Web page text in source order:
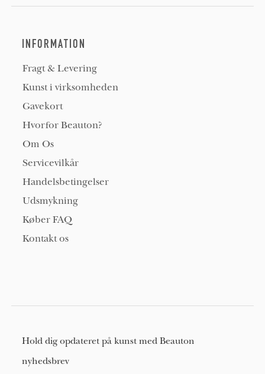
INFORMATION
Fragt & Levering
Kunst i virksomheden
Gavekort
Hvorfor Beauton?
Om Os
Servicevilkår
Handelsbetingelser
Udsmykning
Køber FAQ
Kontakt os
Hold dig opdateret på kunst med Beauton
nyhedsbrev